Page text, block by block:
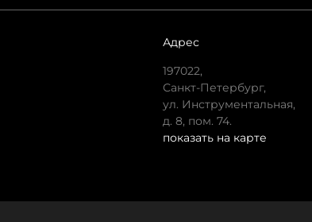
Адрес
197022,
Санкт-Петербург,
ул. Инструментальная,
д. 8, пом. 74.
показать на карте